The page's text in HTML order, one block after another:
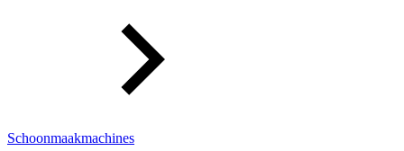
Schoonmaakmachines